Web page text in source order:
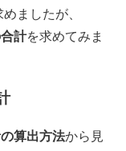
ましたが、
計を求めてみま
算出方法から見